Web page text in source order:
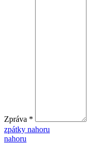
Zpráva *
zpátky nahoru
nahoru